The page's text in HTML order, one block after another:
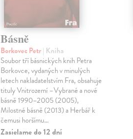
Básně
Borkovec Petr| Kniha
Soubor tří básnických knih Petra
Borkovce, vydaných v minulých
letech nakladatelstvím Fra, obsahuje
tituly Vnitrozemí –Vybrané a nové
básně 1990–2005 (2005),
Milostné básně (2013) a Herbář k
čemusi horšímu…
Zasielame do 12 dní